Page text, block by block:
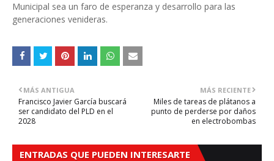
Municipal sea un faro de esperanza y desarrollo para las
generaciones venideras.
MÁS RECIENTE
Miles de tareas de plátanos a
punto de perderse por daños
en electrobombas
MÁS ANTIGUA
Francisco Javier García buscará
ser candidato del PLD en el
2028
ENTRADAS QUE PUEDEN INTERESARTE